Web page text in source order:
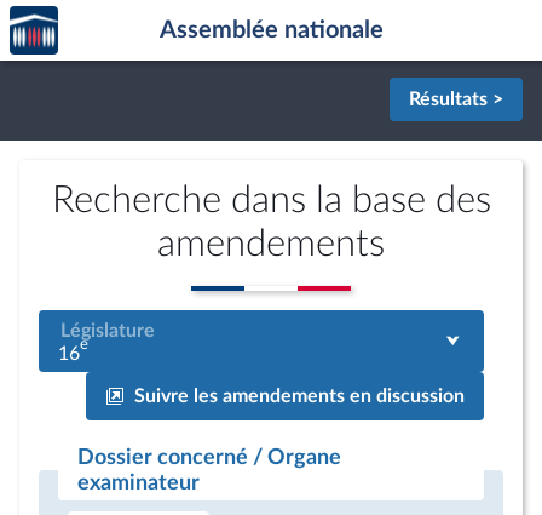
Aller au contenu
Aller en bas de la page
Accèder
à la
page
Assemblée nationale
Résultats >
Recherche dans la base des
amendements
Législature
16e
Suivre les amendements en discussion
Dossier concerné / Organe
examinateur